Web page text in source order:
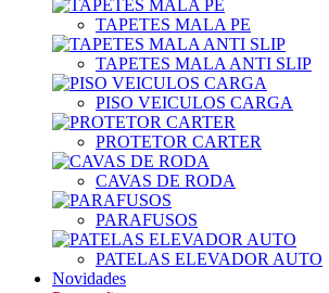
TAPETES MALA PE
TAPETES MALA ANTI SLIP
PISO VEICULOS CARGA
PROTETOR CARTER
CAVAS DE RODA
PARAFUSOS
PATELAS ELEVADOR AUTO
Novidades